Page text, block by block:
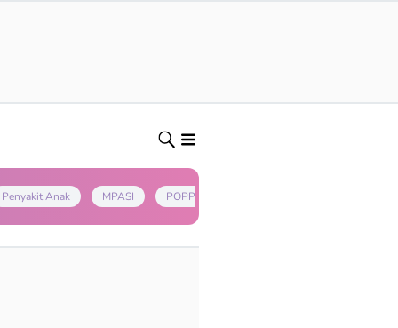
Penyakit Anak MPASI POPPAPA